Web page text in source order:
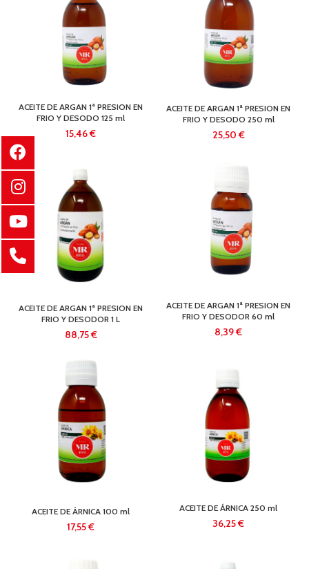
ACEITE DE ARGAN 1ª PRESION EN
FRIO Y DESODO 125 ml
€
ACEITE DE ARGAN 1ª PRESION EN
FRIO Y DESODO 250 ml
€
ACEITE DE ARGAN 1ª PRESION EN
FRIO Y DESODOR 1 L
€
ACEITE DE ARGAN 1ª PRESION EN
FRIO Y DESODOR 60 ml
€
ACEITE DE ÁRNICA 100 ml
€
ACEITE DE ÁRNICA 250 ml
€